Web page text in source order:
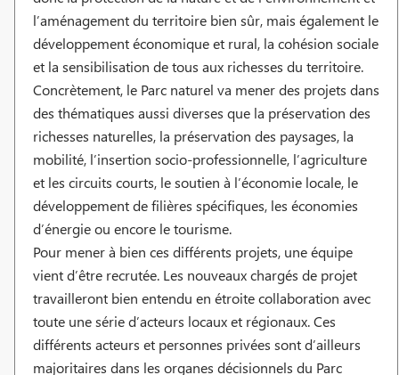
l’aménagement du territoire bien sûr, mais également le
développement économique et rural, la cohésion sociale
et la sensibilisation de tous aux richesses du territoire.
Concrètement, le Parc naturel va mener des projets dans
des thématiques aussi diverses que la préservation des
richesses naturelles, la préservation des paysages, la
mobilité, l’insertion socio-professionnelle, l’agriculture
et les circuits courts, le soutien à l’économie locale, le
développement de filières spécifiques, les économies
d’énergie ou encore le tourisme.
Pour mener à bien ces différents projets, une équipe
vient d’être recrutée. Les nouveaux chargés de projet
travailleront bien entendu en étroite collaboration avec
toute une série d’acteurs locaux et régionaux. Ces
différents acteurs et personnes privées sont d’ailleurs
majoritaires dans les organes décisionnels du Parc